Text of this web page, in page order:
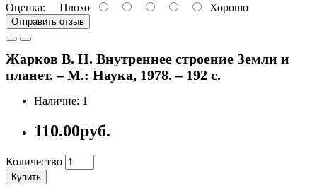
Оценка: Плохо Хорошо
Отправить отзыв
Жарков В. Н. Внутреннее строение Земли и
планет. – М.: Наука, 1978. – 192 с.
Наличие: 1
110.00руб.
Количество
Купить